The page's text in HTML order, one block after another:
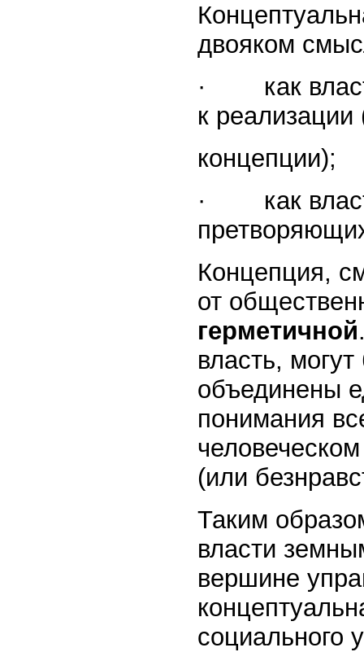
двояком
· как
к реализации
концепции);
· как
Концепция,
от
герметичной
власть,
объединены
понимания
(или
Таким
власти
вершине
социального